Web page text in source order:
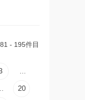
- 195件目
20